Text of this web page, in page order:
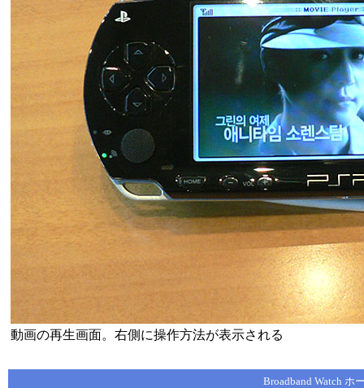
動画の再生画面。右側に操作方法が表示される
Broadband Watch ホ